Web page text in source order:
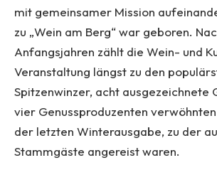
mit gemeinsamer Mission
zu „Wein am Berg“ war geboren.
Anfangsjahren zählt die Wein- und
Veranstaltung längst zu den
Spitzenwinzer, acht ausgezeichnete
vier Genussproduzenten
der letzten Winterausgabe, zu der
Stammgäste angereist waren.